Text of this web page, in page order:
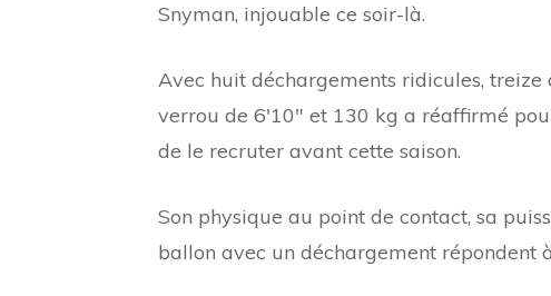
Snyman, injouable ce soir-là.
Avec huit déchargements ridicules, treize
verrou de 6'10″ et 130 kg a réaffirmé
de le recruter avant cette saison.
Son physique au point de contact, sa
ballon avec un déchargement répondent